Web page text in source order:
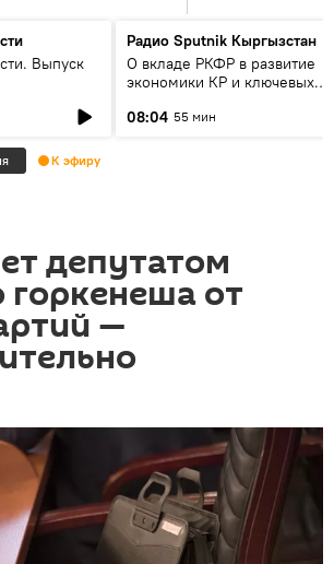
Выпуск
Радио Sputnik Кыргызстан
О вкладе РКФР в развитие
экономики КР и ключевых
08:04 55 мин
К эфиру
депутатом
от
—